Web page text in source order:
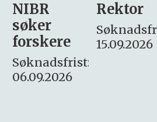
Rektor
Søknadsfrist:
15.09.2026
innen